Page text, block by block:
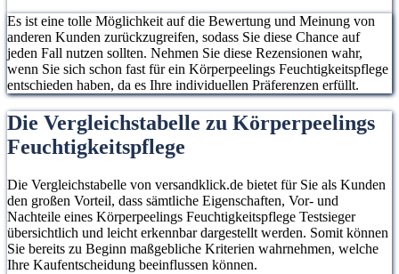
Es ist eine tolle Möglichkeit auf die Bewertung und Meinung von
anderen Kunden zurückzugreifen, sodass Sie diese Chance auf
jeden Fall nutzen sollten. Nehmen Sie diese Rezensionen wahr,
wenn Sie sich schon fast für ein Körperpeelings Feuchtigkeitspflege
entschieden haben, da es Ihre individuellen Präferenzen erfüllt.
Die Vergleichstabelle zu Körperpeelings
Feuchtigkeitspflege
Die Vergleichstabelle von versandklick.de bietet für Sie als Kunden
den großen Vorteil, dass sämtliche Eigenschaften, Vor- und
Nachteile eines Körperpeelings Feuchtigkeitspflege Testsieger
übersichtlich und leicht erkennbar dargestellt werden. Somit können
Sie bereits zu Beginn maßgebliche Kriterien wahrnehmen, welche
Ihre Kaufentscheidung beeinflussen können.